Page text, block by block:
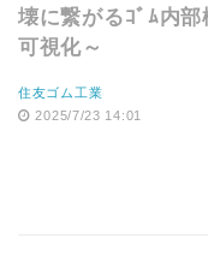
壊に繋がるｺﾞﾑ内
可視化～
住友ゴム工業
2025/7/23 14:01